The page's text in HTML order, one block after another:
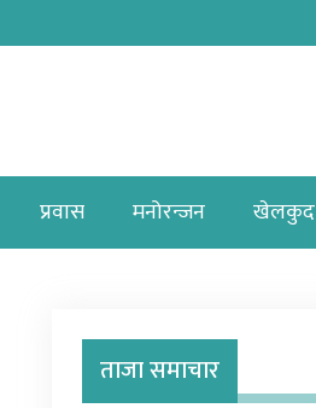
प्रवास मनोरन्जन खेलकुद
ताजा समाचार